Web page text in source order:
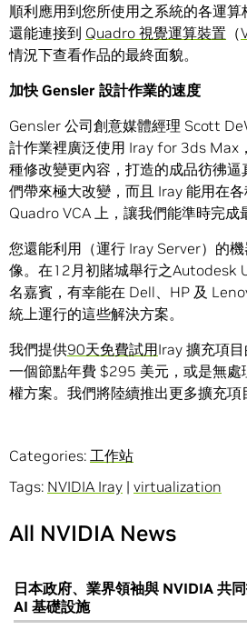
順利應用到您所使用之系統的各運
還能連接到 Quadro 視覺運算裝置 （
情況下查看作品的最終面貌。
加快 Gensler 設計作業的速度
Gensler 公司創意媒體經理 Scott
計作業裡廣泛使用 Iray for 3ds Max
種修改變更內容，打造的成品彷彿
們帶來極大改變，而且 Iray 能用在
Quadro VCA 上，讓我們能準時完成
您還能利用（運行 Iray Server）的
像。在12月初賭城舉行之Autodesk
名嘉賓，有幸能在 Dell、HP 及
統上運行的這些解決方案。
我們提供90天免費試用Iray 擴充項
一個節點年費 $295 美元，或是無處
權方案。我們將陸續推出更多擴充項
Categories: 工作站
Tags: NVIDIA Iray | virtualization
All NVIDIA News
日本政府、業界領袖與 NVIDIA 共
AI 基礎設施